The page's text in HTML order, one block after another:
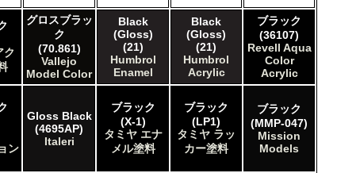
ク
グロスブラッ
ク
(70.861)
Vallejo
Model Color
Black
(Gloss)
(21)
Humbrol
Enamel
Black
(Gloss)
(21)
Humbrol
Acrylic
ブラック
(36107)
Revell Aqua
Color
Acrylic
ン
Gloss Black
(4695AP)
Italeri
ブラック
(X-1)
タミヤ エナ
メル塗料
ブラック
(LP1)
タミヤ ラッ
カー塗料
ブラック
(MMP-047)
Mission
Models